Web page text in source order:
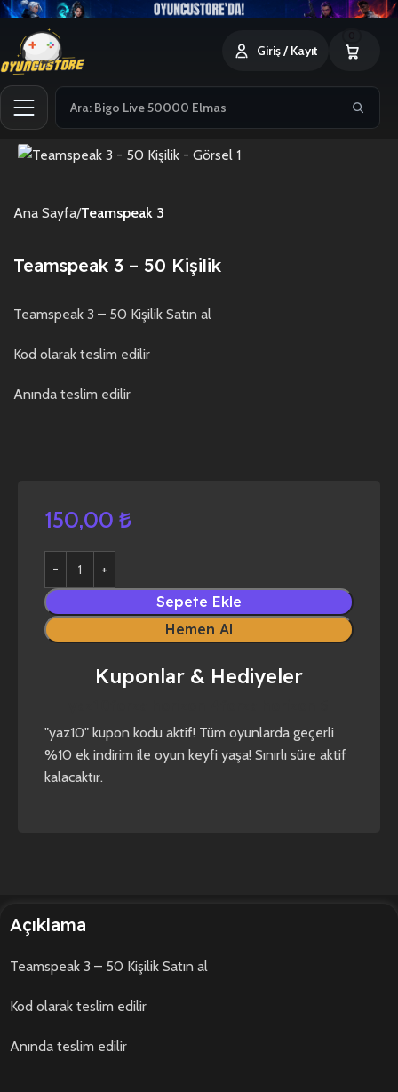
Giriş / Kayıt
Ana Sayfa Teamspeak 3
Teamspeak 3 – 50 Kişilik
Teamspeak 3 – 50 Kişilik Satın al
Kod olarak teslim edilir
Anında teslim edilir
150,00 ₺
Sepete Ekle
Hemen Al
Kuponlar & Hediyeler
"yaz10" kupon kodu aktif! Tüm oyunlarda geçerli
%10 ek indirim ile oyun keyfi yaşa! Sınırlı süre aktif
kalacaktır.
Açıklama
Teamspeak 3 – 50 Kişilik Satın al
Kod olarak teslim edilir
Anında teslim edilir